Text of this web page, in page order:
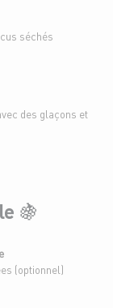
séchés
des glaçons et
🍇
(optionnel)